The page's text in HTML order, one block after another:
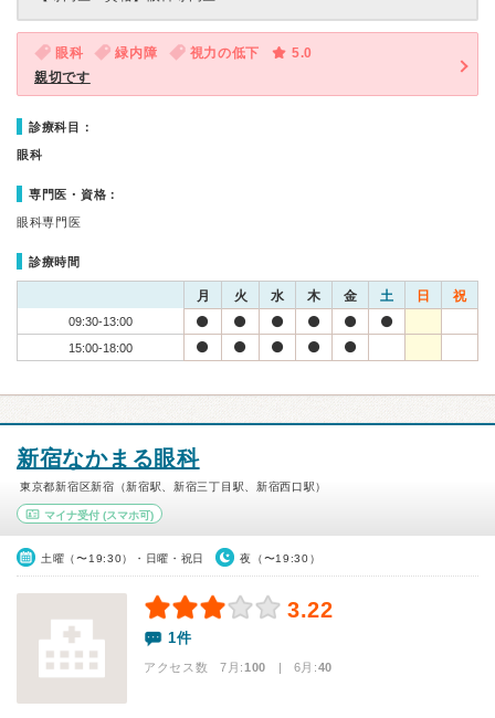
眼科 緑内障 視力の低下
5.0
親切です
診療科目：
眼科
専門医・資格：
眼科専門医
診療時間
月 火 水 木 金 土 日 祝
09:30-13:00
15:00-18:00
新宿なかまる眼科
東京都新宿区新宿（新宿駅、新宿三丁目駅、新宿西口駅）
マイナ受付 (スマホ可)
土曜（〜19:30）・日曜・祝日 夜（〜19:30）
3.22
1件
アクセス数 7月:100 | 6月:40